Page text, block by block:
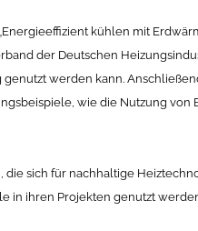
kühlen mit
der Deutschen
werden kann.
wie die Nutzung von
die sich für nachhaltige
in ihren Projekten genutzt